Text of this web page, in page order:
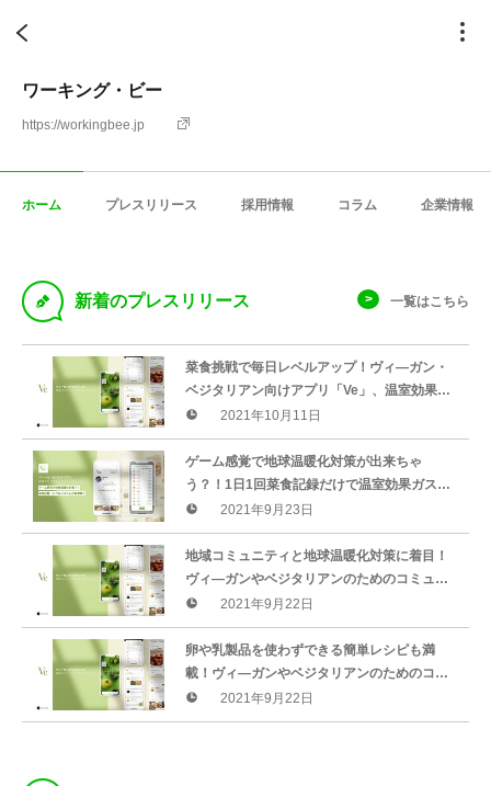
ワーキング・ビー
https://workingbee.jp
ホーム プレスリリース 採用情報 コラム 企業情報
D 新着のプレスリリース 一覧はこちら
菜食挑戦で毎日レベルアップ！ヴィ—ガン・
ベジタリアン向けアプリ「Ve」、温室効果ガ
ス削減量が“見える”新機能で楽しみながら地
球温暖化対策。飲食店一覧も追加
2021年10月11日
ゲーム感覚で地球温暖化対策が出来ちゃ
う？！1日1回菜食記録だけで温室効果ガスの
削減量が分かる・レベルアップする新機能が
ヴィ—ガン向けコミュニティアプリVeに追加
2021年9月23日
地域コミュニティと地球温暖化対策に着目！
ヴィ—ガンやベジタリアンのためのコミュニ
ティアプリが新登場、情報共有や悩み相談な
どネットワーキングを促進
2021年9月22日
卵や乳製品を使わずできる簡単レシピも満
載！ヴィ—ガンやベジタリアンのためのコミ
ュニティアプリが新登場、情報共有や悩み相
談などネットワーキングを促進
2021年9月22日